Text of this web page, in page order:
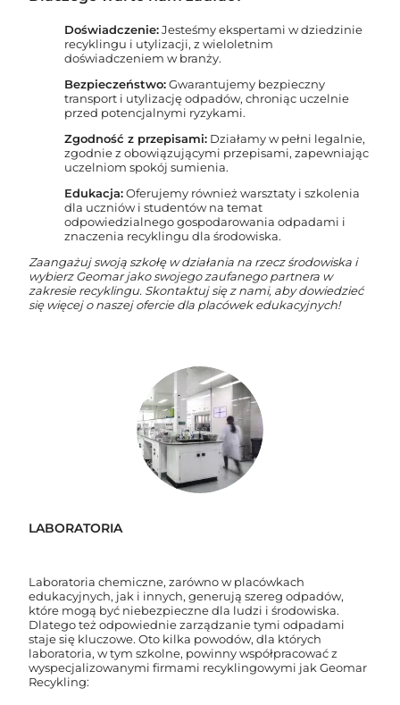
Doświadczenie:Jesteśmy ekspertami w dziedzinie
recyklingu i utylizacji, z wieloletnim
doświadczeniem w branży.
Bezpieczeństwo:Gwarantujemy bezpieczny
transport i utylizację odpadów, chroniąc uczelnie
przed potencjalnymi ryzykami.
Zgodność z przepisami: Działamy w pełni legalnie,
zgodnie z obowiązującymi przepisami, zapewniając
uczelniom spokój sumienia.
Edukacja:Oferujemy również warsztaty i szkolenia
dla uczniów i studentów na temat
odpowiedzialnego gospodarowania odpadami i
znaczenia recyklingu dla środowiska.
Zaangażuj swoją szkołę w działania na rzecz środowiska i
wybierz Geomar jako swojego zaufanego partnera w
zakresie recyklingu. Skontaktuj się z nami, aby dowiedzieć
się więcej o naszej ofercie dla placówek edukacyjnych!
LABORATORIA
Laboratoria chemiczne, zarówno w placówkach
edukacyjnych, jak i innych, generują szereg odpadów,
które mogą być niebezpieczne dla ludzi i środowiska.
Dlatego też odpowiednie zarządzanie tymi odpadami
staje się kluczowe. Oto kilka powodów, dla których
laboratoria, w tym szkolne, powinny współpracować z
wyspecjalizowanymi firmami recyklingowymi jak Geomar
Recykling: